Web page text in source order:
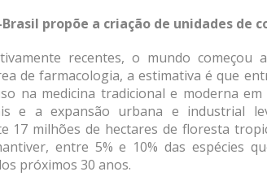
Brasil propõe a criação de unidades de
recentes, o mundo começou
de farmacologia, a estimativa é que
na medicina tradicional e moderna
e a expansão urbana e industrial
17 milhões de hectares de floresta
entre 5% e 10% das espécies
próximos 30 anos.